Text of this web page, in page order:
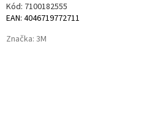
Kód: 7100182555
EAN: 4046719772711
Značka: 3M